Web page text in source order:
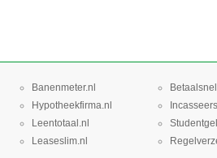
Banenmeter.nl
Hypotheekfirma.nl
Leentotaal.nl
Leaseslim.nl